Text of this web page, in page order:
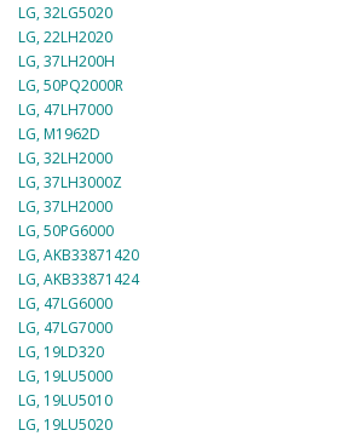
LG, 32LG5020
LG, 22LH2020
LG, 37LH200H
LG, 50PQ2000R
LG, 47LH7000
LG, M1962D
LG, 32LH2000
LG, 37LH3000Z
LG, 37LH2000
LG, 50PG6000
LG, AKB33871420
LG, AKB33871424
LG, 47LG6000
LG, 47LG7000
LG, 19LD320
LG, 19LU5000
LG, 19LU5010
LG, 19LU5020